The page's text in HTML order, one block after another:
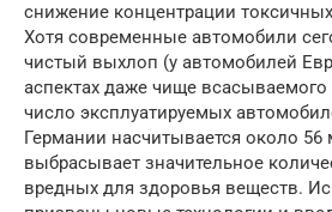
снижение концентрации
Хотя современные автомобили
чистый выхлоп (у автомобилей
аспектах даже чище всасываемого
число эксплуатируемых
Германии насчитывается около
выбрасывает значительное
вредных для здоровья веществ.